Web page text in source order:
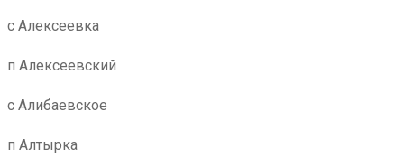
с Алексеевка
п Алексеевский
с Алибаевское
п Алтырка